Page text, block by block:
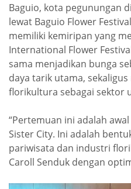
Baguio, kota pegunungan
lewat Baguio Flower
memiliki kemiripan yang
International Flower
sama menjadikan bunga
daya tarik utama,
florikultura sebagai sektor
“Pertemuan ini adalah
Sister City. Ini adalah
pariwisata dan industri
Caroll Senduk dengan